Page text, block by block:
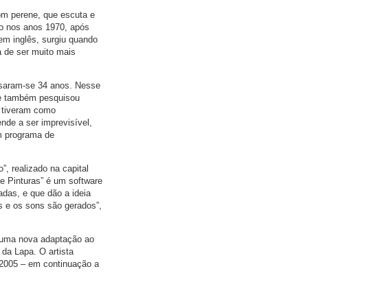
perene, que escuta e
nos anos 1970, após
inglês, surgiu quando
de ser muito mais
se 34 anos. Nesse
também pesquisou
como
a ser imprevisível,
programa de
realizado na capital
Pinturas” é um software
e que dão a ideia
e os sons são gerados”,
nova adaptação ao
Lapa. O artista
– em continuação a